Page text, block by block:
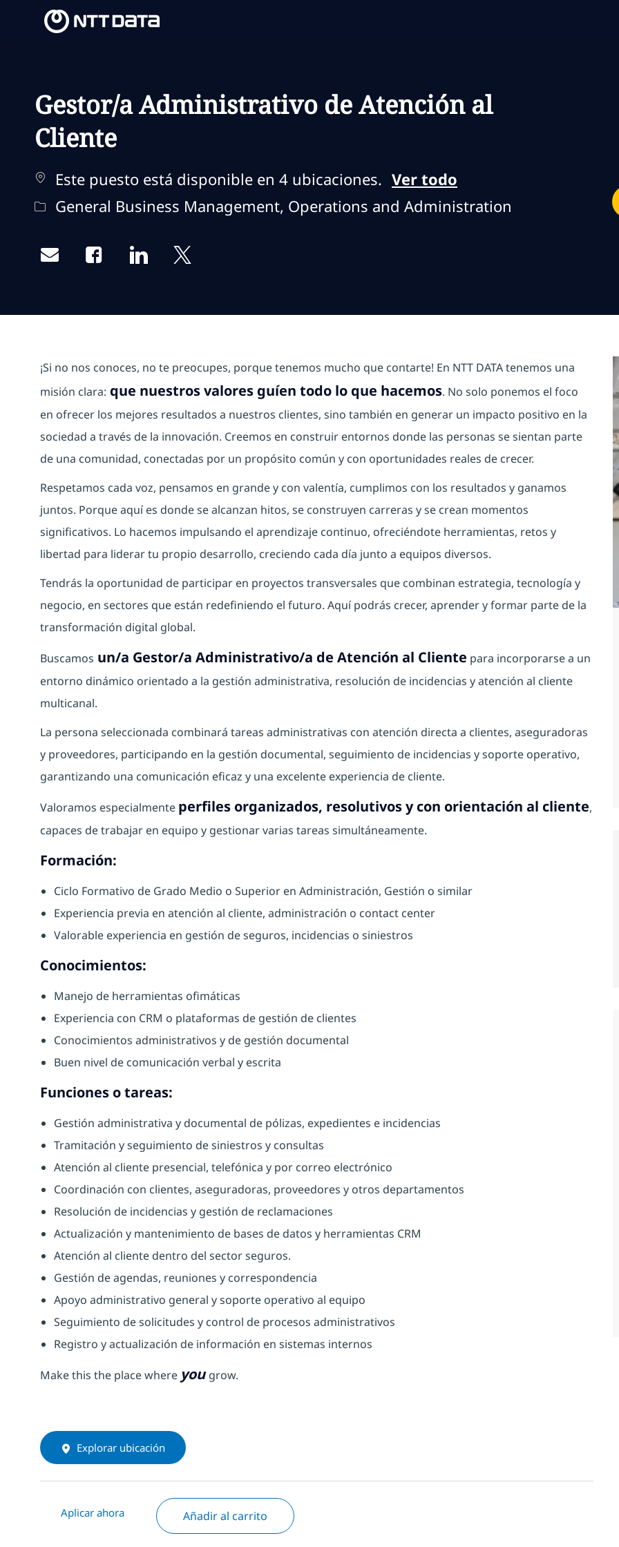
Gestor/a Administrativo de Atención al
Cliente
Este puesto está disponible en 4 ubicaciones. Ver todo
Categoría
General Business Management, Operations and Administration
Share via emailShare via Facebook
Share via LinkedIn
Share via twitter
¡Si no nos conoces, no te preocupes, porque tenemos mucho que contarte! En NTT DATA tenemos una
misión clara: que nuestros valores guíen todo lo que hacemos. No solo ponemos el foco
en ofrecer los mejores resultados a nuestros clientes, sino también en generar un impacto positivo en la
sociedad a través de la innovación. Creemos en construir entornos donde las personas se sientan parte
de una comunidad, conectadas por un propósito común y con oportunidades reales de crecer.
Respetamos cada voz, pensamos en grande y con valentía, cumplimos con los resultados y ganamos
juntos. Porque aquí es donde se alcanzan hitos, se construyen carreras y se crean momentos
significativos. Lo hacemos impulsando el aprendizaje continuo, ofreciéndote herramientas, retos y
libertad para liderar tu propio desarrollo, creciendo cada día junto a equipos diversos.
Tendrás la oportunidad de participar en proyectos transversales que combinan estrategia, tecnología y
negocio, en sectores que están redefiniendo el futuro. Aquí podrás crecer, aprender y formar parte de la
transformación digital global.
Buscamos un/a Gestor/a Administrativo/a de Atención al Cliente para incorporarse a un
entorno dinámico orientado a la gestión administrativa, resolución de incidencias y atención al cliente
multicanal.
La persona seleccionada combinará tareas administrativas con atención directa a clientes, aseguradoras
y proveedores, participando en la gestión documental, seguimiento de incidencias y soporte operativo,
garantizando una comunicación eficaz y una excelente experiencia de cliente.
Valoramos especialmente perfiles organizados, resolutivos y con orientación al cliente,
capaces de trabajar en equipo y gestionar varias tareas simultáneamente.
Formación:
Ciclo Formativo de Grado Medio o Superior en Administración, Gestión o similar
Experiencia previa en atención al cliente, administración o contact center
Valorable experiencia en gestión de seguros, incidencias o siniestros
Conocimientos:
Manejo de herramientas ofimáticas
Experiencia con CRM o plataformas de gestión de clientes
Conocimientos administrativos y de gestión documental
Buen nivel de comunicación verbal y escrita
Funciones o tareas:
Gestión administrativa y documental de pólizas, expedientes e incidencias
Tramitación y seguimiento de siniestros y consultas
Atención al cliente presencial, telefónica y por correo electrónico
Coordinación con clientes, aseguradoras, proveedores y otros departamentos
Resolución de incidencias y gestión de reclamaciones
Actualización y mantenimiento de bases de datos y herramientas CRM
Atención al cliente dentro del sector seguros.
Gestión de agendas, reuniones y correspondencia
Apoyo administrativo general y soporte operativo al equipo
Seguimiento de solicitudes y control de procesos administrativos
Registro y actualización de información en sistemas internos
Make this the place where yougrow.
Explorar ubicación
Aplicar ahora Añadir al carrito